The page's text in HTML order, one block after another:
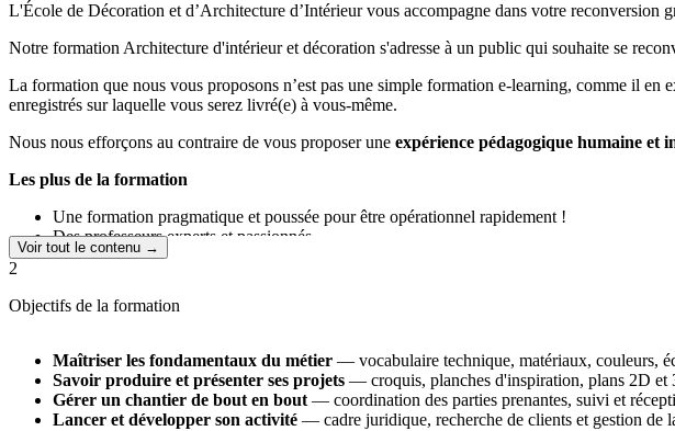
L'École de Décoration et d’Architecture d’Intérieur vous accompagne dans votre reconversion
Notre formation Architecture d'intérieur et décoration s'adresse à un public qui souhaite se
La formation que nous vous proposons n’est pas une simple formation e-learning, comme il en
enregistrés sur laquelle vous serez livré(e) à vous-même.
Nous nous efforçons au contraire de vous proposer une expérience pédagogique humaine et
Les plus de la formation
Une formation pragmatique et poussée pour être opérationnel rapidement !
Des professeurs experts et passionnés
Des réponses en direct à vos questions pendant les cours en live, grâce à un chat interactif
Des devoirs corrigés individuellement en vidéo
Un groupe privé de discussion regroupant l'équipe pédagogique et les apprenants de la
Voir tout le contenu →
2
Objectifs de la formation
Maîtriser les fondamentaux du métier — vocabulaire technique, matériaux, couleurs,
Savoir produire et présenter ses projets — croquis, planches d'inspiration, plans 2D
Gérer un chantier de bout en bout— coordination des parties prenantes, suivi et
Lancer et développer son activité — cadre juridique, recherche de clients et gestion de